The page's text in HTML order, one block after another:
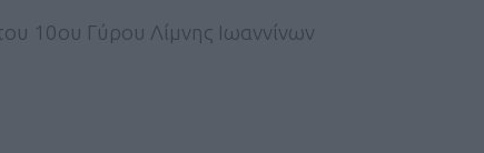
10ου Γύρου Λίμνης Ιωαννίνων